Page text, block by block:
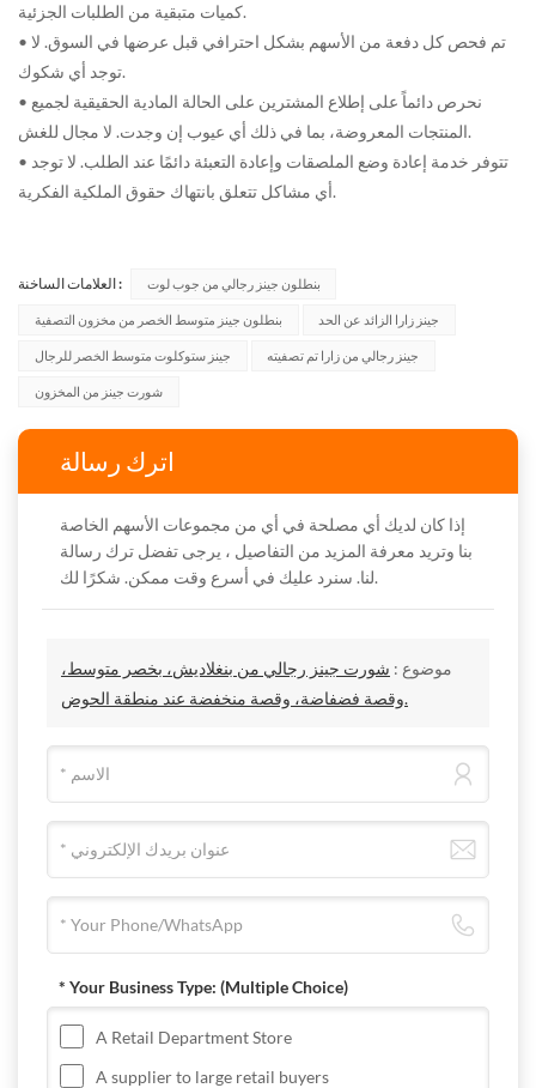
كميات متبقية من الطلبات الجزئية.
• تم فحص كل دفعة من الأسهم بشكل احترافي قبل عرضها في السوق. لا
توجد أي شكوك.
• نحرص دائماً على إطلاع المشترين على الحالة المادية الحقيقية لجميع
المنتجات المعروضة، بما في ذلك أي عيوب إن وجدت. لا مجال للغش.
• تتوفر خدمة إعادة وضع الملصقات وإعادة التعبئة دائمًا عند الطلب. لا توجد
أي مشاكل تتعلق بانتهاك حقوق الملكية الفكرية.
العلامات الساخنة : بنطلون جينز رجالي من جوب لوت
بنطلون جينز متوسط الخصر من مخزون التصفية جينز زارا الزائد عن الحد
جينز ستوكلوت متوسط الخصر للرجال جينز رجالي من زارا تم تصفيته
شورت جينز من المخزون
اترك رسالة
إذا كان لديك أي مصلحة في أي من مجموعات الأسهم الخاصة
بنا وتريد معرفة المزيد من التفاصيل ، يرجى تفضل ترك رسالة
لنا. سنرد عليك في أسرع وقت ممكن. شكرًا لك.
موضوع : شورت جينز رجالي من بنغلاديش، بخصر متوسط،
وقصة فضفاضة، وقصة منخفضة عند منطقة الحوض.
* Your Business Type: (Multiple Choice)
A Retail Department Store
A supplier to large retail buyers